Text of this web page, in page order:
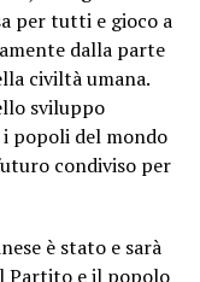
per tutti e gioco a
dalla parte
civiltà umana.
sviluppo
popoli del mondo
condiviso per
è stato e sarà
Partito e il popolo